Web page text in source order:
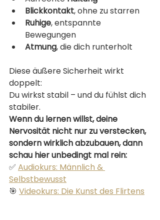
Blickkontakt, ohne zu starren
Ruhige, entspannte
Bewegungen
Atmung, die dich runterholt
Diese äußere Sicherheit wirkt
doppelt:
Du wirkst stabil – und du fühlst dich
stabiler.
Wenn du lernen willst, deine
Nervosität nicht nur zu verstecken,
sondern wirklich abzubauen, dann
schau hier unbedingt mal rein:
✅ Audiokurs: Männlich &
Selbstbewusst
🎯 Videokurs: Die Kunst des Flirtens